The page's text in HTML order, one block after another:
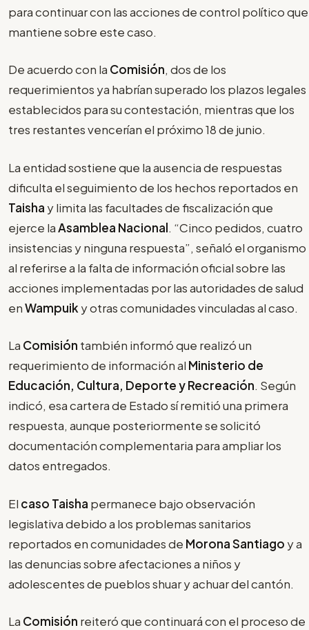
para continuar con las acciones de control político que
mantiene sobre este caso.
De acuerdo con la Comisión, dos de los
requerimientos ya habrían superado los plazos legales
establecidos para su contestación, mientras que los
tres restantes vencerían el próximo 18 de junio.
La entidad sostiene que la ausencia de respuestas
dificulta el seguimiento de los hechos reportados en
Taisha y limita las facultades de fiscalización que
ejerce laAsamblea Nacional. “Cinco pedidos, cuatro
insistencias y ninguna respuesta”, señaló el organismo
al referirse a la falta de información oficial sobre las
acciones implementadas por las autoridades de salud
enWampuik y otras comunidades vinculadas al caso.
La Comisión también informó que realizó un
requerimiento de información al Ministerio de
Educación, Cultura, Deporte y Recreación. Según
indicó, esa cartera de Estado sí remitió una primera
respuesta, aunque posteriormente se solicitó
documentación complementaria para ampliar los
datos entregados.
El caso Taisha permanece bajo observación
legislativa debido a los problemas sanitarios
reportados en comunidades de Morona Santiago y a
las denuncias sobre afectaciones a niños y
adolescentes de pueblos shuar y achuar del cantón.
La Comisión reiteró que continuará con el proceso de